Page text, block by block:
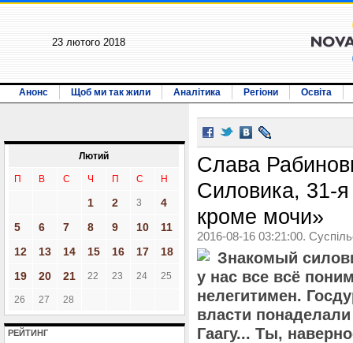
23 лютого 2018
Анонс Щоб ми так жили Аналітика Регіони Освіта
Лютий
П В С Ч П С Н
1 2 3
4
5
6 7 8 9 10
11
12
13 14 15 16 17
18
19
20 21 22 23 24 25
26 27 28
РЕЙТИНГ
Слава
Силовика, 31-
кроме мочи»
2016-08-16 03:21:00.
Знакомый
у нас все всё
нелегитимен.
власти
Гаагу... Ты,